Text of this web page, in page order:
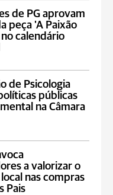
de PG aprovam
peça 'A Paixão
calendário
de Psicologia
públicas
na Câmara
a valorizar o
nas compras
Pais